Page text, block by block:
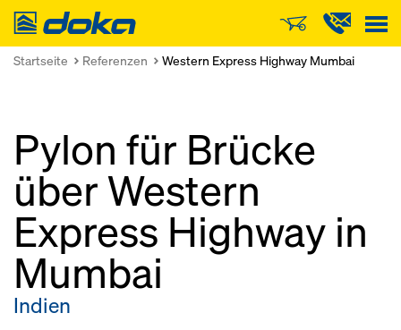
Doka
Startseite Referenzen Western Express Highway Mumbai
Pylon für Brücke
über Western
Express Highway in
Mumbai
Indien